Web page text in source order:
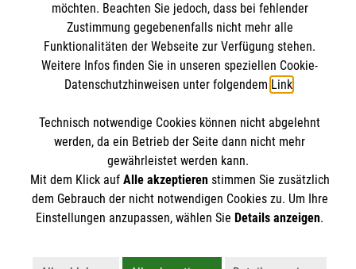
Impressum
Datenschutz
Barrierefreiheit
Malteserorden
Malteser Jugend
Malteser International
Sharepoint
Spendenkonto
Bank: Pax-Bank für Kirche und Caritas eG
IBAN: DE90 3706 0120 1201 2100 18
BIC: GENODED1PA7
Soziale Netzwerke
Der Malteser Hilfsdienst e.V. ist als eingetragene
gemeinnützige Organisation von der Körperschaft- und
möchten. Beachten Sie jedoch, dass bei fehlender
Zustimmung gegebenenfalls nicht mehr alle
Funktionalitäten der Webseite zur Verfügung stehen.
Weitere Infos finden Sie in unseren speziellen Cookie-
Datenschutzhinweisen unter folgendem Link.
Technisch notwendige Cookies können nicht abgelehnt
werden, da ein Betrieb der Seite dann nicht mehr
gewährleistet werden kann.
Mit dem Klick auf Alle akzeptierenstimmen Sie zusätzlich
dem Gebrauch der nicht notwendigen Cookies zu. Um Ihre
Einstellungen anzupassen, wählen Sie Details anzeigen.